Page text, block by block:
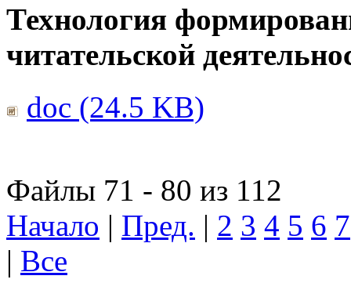
Технология
читательской
doc (24.5 KB)
Файлы 71 - 80 из 112
Начало | Пред. | 2 3 4 5 6 7
| Все